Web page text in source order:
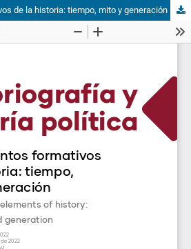
de la historia: tiempo, mito y generación